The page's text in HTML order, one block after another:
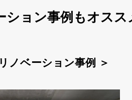
ション事例もオスス
ノベーション事例 ＞